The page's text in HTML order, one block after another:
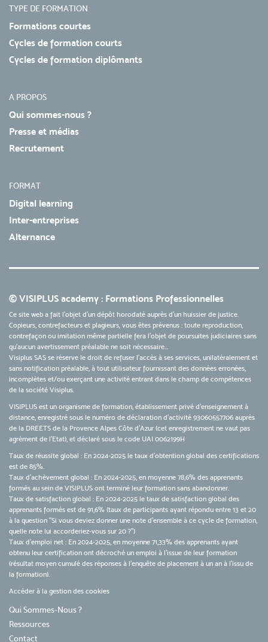
TYPE DE FORMATION
Formations courtes
Cycles de formation courts
Cycles de formation diplômants
A PROPOS
Qui sommes-nous ?
Presse et médias
Recrutement
FORMAT
Digital learning
Inter-entreprises
Alternance
© VISIPLUS academy : Formations Professionnelles
Ce site web a fait l'objet d'un dépôt horodaté auprès d'un huissier de justice.
Copieurs, contrefacteurs et plagieurs, vous êtes prévenus : toute reproduction,
contrefaçon ou imitation même partielle fera l'objet de poursuites judiciaires sans
qu’aucun avertissement préalable ne soit nécessaire...
Visiplus SAS se réserve le droit de refuser l'accès à ses services, unilatéralement et
sans notification préalable, à tout utilisateur fournissant des données erronées,
incomplètes et/ou exerçant une activité entrant dans le champ de compétences
de la société Visiplus.
VISIPLUS est un organisme de formation, établissement privé d’enseignement à
distance, enregistré sous le numéro de déclaration d’activité 93060557706 auprès
de la DREETS de la Provence Alpes Côte d’Azur (cet enregistrement ne vaut pas
agrément de l’Etat), et déclaré sous le code UAI 0062199H
Taux de réussite global : En 2024-2025 le taux d'obtention global des certifications
est de 85%.
Taux d’achèvement global : En 2024-2025, en moyenne 78,6% des apprenants
formés au sein de VISIPLUS ont terminé leur formation sans abandonner.
Taux de satisfaction global : En 2024-2025 le taux de satisfaction global des
apprenants formés est de 91,6% (taux de participants ayant répondu entre 13 et 20
à la question "Si vous deviez donner une note d’ensemble à ce cycle de formation,
quelle note lui accorderiez-vous sur 20 ?")
Taux d’emploi net : En 2024-2025, en moyenne 71,33% des apprenants ayant
obtenu leur certification ont décroché un emploi à l'issue de leur formation
(résultat moyen cumulé des réponses à l'enquête de placement à un an à l'issu de
la formation).
Accéder à la gestion des cookies
Qui Sommes-Nous ?
Ressources
Contact